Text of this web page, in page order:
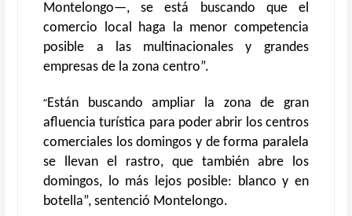
Montelongo—, se está buscando que el
comercio local haga la menor competencia
posible a las multinacionales y grandes
empresas de la zona centro”.
“Están buscando ampliar la zona de gran
afluencia turística para poder abrir los centros
comerciales los domingos y de forma paralela
se llevan el rastro, que también abre los
domingos, lo más lejos posible: blanco y en
botella”, sentenció Montelongo.